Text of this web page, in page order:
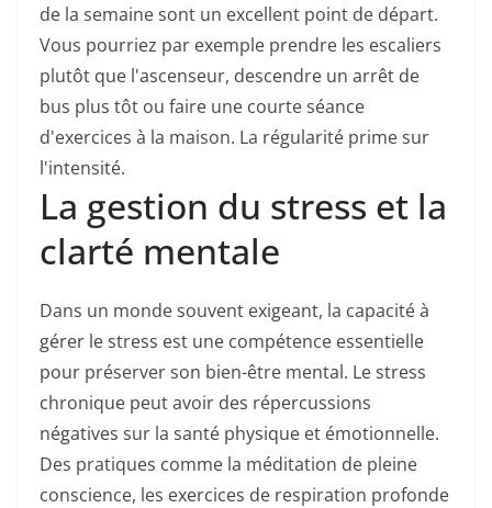
de la semaine sont un excellent point de départ.
Vous pourriez par exemple prendre les escaliers
plutôt que l'ascenseur, descendre un arrêt de
bus plus tôt ou faire une courte séance
d'exercices à la maison. La régularité prime sur
l'intensité.
La gestion du stress et la
clarté mentale
Dans un monde souvent exigeant, la capacité à
gérer le stress est une compétence essentielle
pour préserver son bien-être mental. Le stress
chronique peut avoir des répercussions
négatives sur la santé physique et émotionnelle.
Des pratiques comme la méditation de pleine
conscience, les exercices de respiration profonde